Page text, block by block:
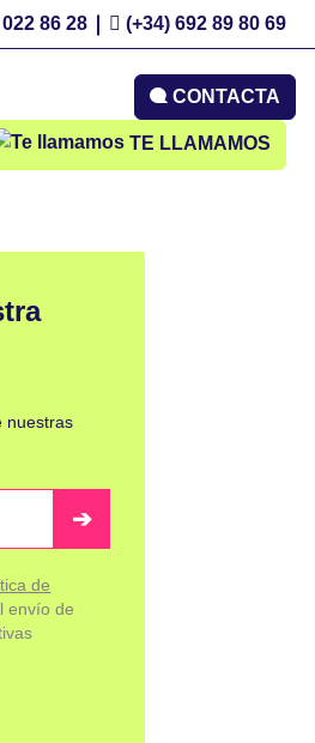
CONTACTA
TE LLAMAMOS
86 28 (+34) 692 89 80 69
nuestras